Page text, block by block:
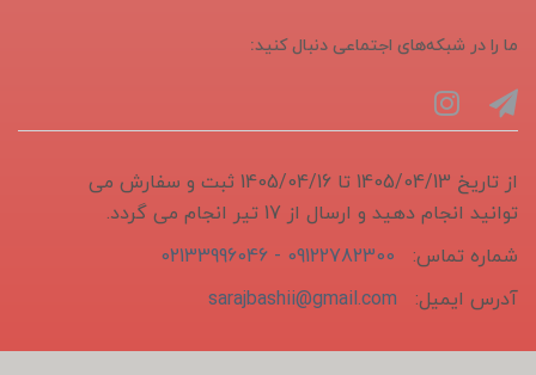
ما را در شبکه‌های اجتماعی دنبال کنید:
از تاریخ 1405/04/13 تا 1405/04/16 ثبت و سفارش می
توانید انجام دهید و ارسال از 17 تیر انجام می گردد.
شماره تماس:
09122782300 - 02133996046
آدرس ایمیل:
sarajbashii@gmail.com